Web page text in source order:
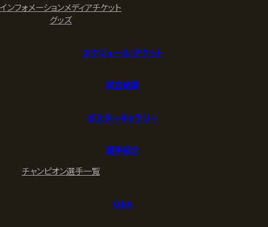
インフォメーションメディアチケット
グッズ
スケジュール/チケット
試合結果
ポスターギャラリー
選手紹介
チャンピオン選手一覧
Q&A